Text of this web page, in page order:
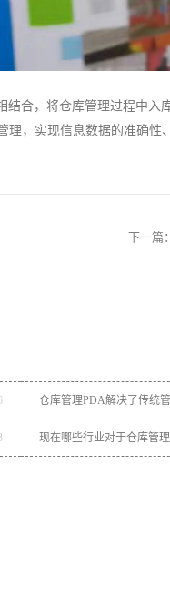
合，将仓库管理过程中入
，实现信息数据的准确性
下一篇：
仓库管理PDA解决了传统
现在哪些行业对于仓库管